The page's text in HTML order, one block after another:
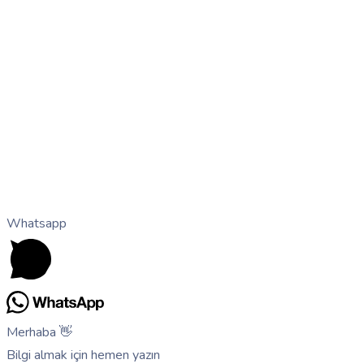
Whatsapp
Merhaba 👋
Bilgi almak için hemen yazın